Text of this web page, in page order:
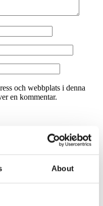
About
och webbplats i denna
en kommentar.
kritiseras hårt.